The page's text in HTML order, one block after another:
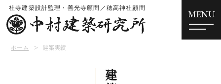
MENU
ホーム 建築実績